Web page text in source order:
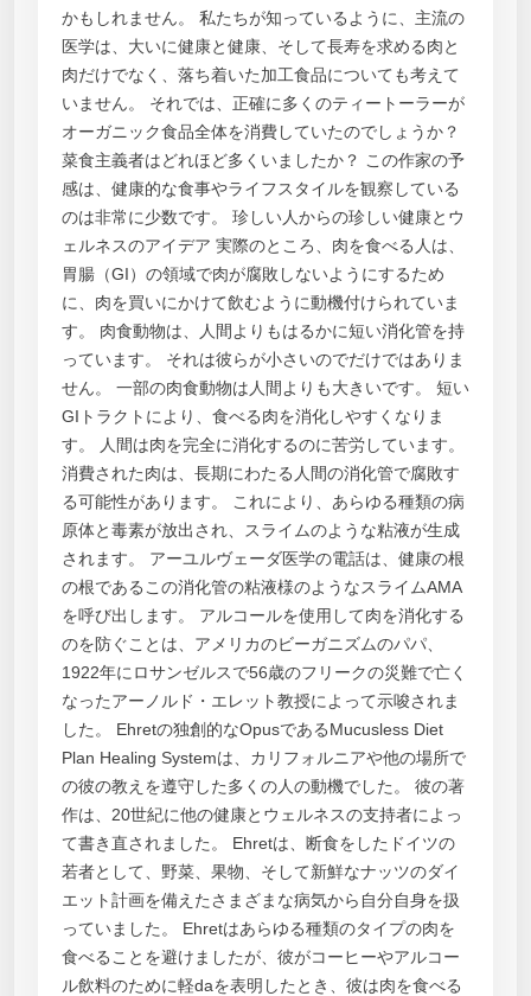
かもしれません。 私たちが知っているように、主流の
医学は、大いに健康と健康、そして長寿を求める肉と
肉だけでなく、落ち着いた加工食品についても考えて
いません。 それでは、正確に多くのティートーラーが
オーガニック食品全体を消費していたのでしょうか？
菜食主義者はどれほど多くいましたか？ この作家の予
感は、健康的な食事やライフスタイルを観察している
のは非常に少数です。 珍しい人からの珍しい健康とウ
ェルネスのアイデア 実際のところ、肉を食べる人は、
胃腸（GI）の領域で肉が腐敗しないようにするため
に、肉を買いにかけて飲むように動機付けられていま
す。 肉食動物は、人間よりもはるかに短い消化管を持
っています。 それは彼らが小さいのでだけではありま
せん。 一部の肉食動物は人間よりも大きいです。 短い
GIトラクトにより、食べる肉を消化しやすくなりま
す。 人間は肉を完全に消化するのに苦労しています。
消費された肉は、長期にわたる人間の消化管で腐敗す
る可能性があります。 これにより、あらゆる種類の病
原体と毒素が放出され、スライムのような粘液が生成
されます。 アーユルヴェーダ医学の電話は、健康の根
の根であるこの消化管の粘液様のようなスライムAMA
を呼び出します。 アルコールを使用して肉を消化する
のを防ぐことは、アメリカのビーガニズムのパパ、
1922年にロサンゼルスで56歳のフリークの災難で亡く
なったアーノルド・エレット教授によって示唆されま
した。 Ehretの独創的なOpusであるMucusless Diet
Plan Healing Systemは、カリフォルニアや他の場所で
の彼の教えを遵守した多くの人の動機でした。 彼の著
作は、20世紀に他の健康とウェルネスの支持者によっ
て書き直されました。 Ehretは、断食をしたドイツの
若者として、野菜、果物、そして新鮮なナッツのダイ
エット計画を備えたさまざまな病気から自分自身を扱
っていました。 Ehretはあらゆる種類のタイプの肉を
食べることを避けましたが、彼がコーヒーやアルコー
ル飲料のために軽daを表明したとき、彼は肉を食べる